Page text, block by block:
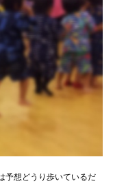
予想どうり歩いているだ